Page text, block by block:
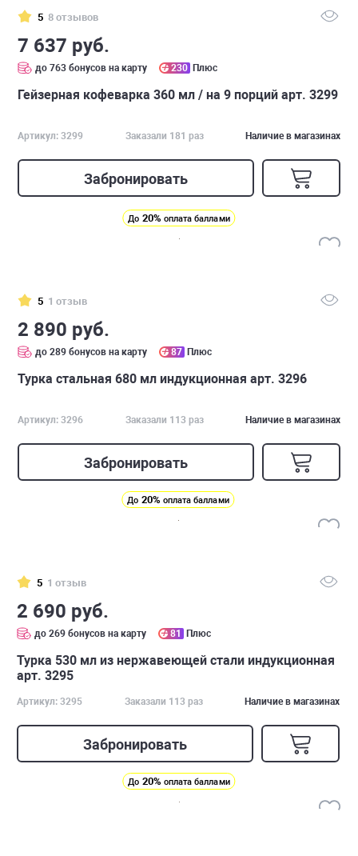
5 8 отзывов
7 637 руб.
до 763 бонусов на карту 230 Плюс
Гейзерная кофеварка 360 мл / на 9 порций арт. 3299
Артикул: 3299 Заказали 181 раз Наличие в магазинах
Забронировать
До 20% оплата баллами
5 1 отзыв
2 890 руб.
до 289 бонусов на карту 87 Плюс
Турка стальная 680 мл индукционная арт. 3296
Артикул: 3296 Заказали 113 раз Наличие в магазинах
Забронировать
До 20% оплата баллами
5 1 отзыв
2 690 руб.
до 269 бонусов на карту 81 Плюс
Турка 530 мл из нержавеющей стали индукционная
арт. 3295
Артикул: 3295 Заказали 113 раз Наличие в магазинах
Забронировать
До 20% оплата баллами